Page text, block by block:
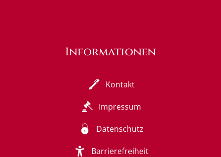
Informationen
Kontakt
Impressum
Datenschutz
Barrierefreiheit